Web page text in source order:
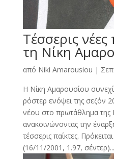
Τέσσερις
τη Νίκη
από Niki Amarousiou |
Η Νίκη Αμαρουσίου
ρόστερ ενόψει της σεζόν
νέου στο πρωτάθλημα της
ανακοινώνοντας την
τέσσερις παίκτες.
(16/11/2001, 1.97, σέντερ)...